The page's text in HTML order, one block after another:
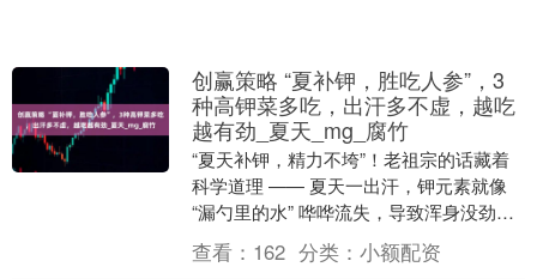
创赢策略 “夏补钾，胜吃人参”，3
种高钾菜多吃，出汗多不虚，越吃
越有劲_夏天_mg_腐竹
“夏天补钾，精力不垮”！老祖宗的话藏着
科学道理 —— 夏天一出汗，钾元素就像
“漏勺里的水” 哗哗流失，导致浑身没劲、
腿抽筋、头晕眼花。其实补钾不用吃补
品，餐桌....
查看： 162 分类： 小额配资